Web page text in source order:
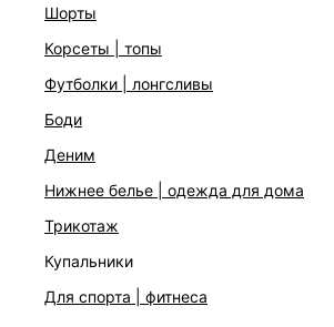
шорты
корсеты | топы
футболки | лонгсливы
боди
деним
нижнее белье | одежда для дома
трикотаж
купальники
для спорта | фитнеса
стандартному размеру.
ДОСТАВКА И ВОЗВРАТ
Подробные условия доставки и